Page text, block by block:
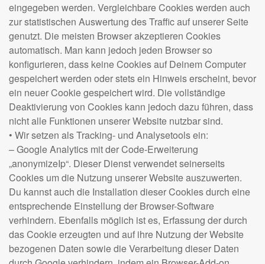
eingegeben werden. Vergleichbare Cookies werden auch
zur statistischen Auswertung des Traffic auf unserer Seite
genutzt. Die meisten Browser akzeptieren Cookies
automatisch. Man kann jedoch jeden Browser so
konfigurieren, dass keine Cookies auf Deinem Computer
gespeichert werden oder stets ein Hinweis erscheint, bevor
ein neuer Cookie gespeichert wird. Die vollständige
Deaktivierung von Cookies kann jedoch dazu führen, dass
nicht alle Funktionen unserer Website nutzbar sind.
• Wir setzen als Tracking- und Analysetools ein:
– Google Analytics mit der Code-Erweiterung
„anonymizeIp“. Dieser Dienst verwendet seinerseits
Cookies um die Nutzung unserer Website auszuwerten.
Du kannst auch die Installation dieser Cookies durch eine
entsprechende Einstellung der Browser-Software
verhindern. Ebenfalls möglich ist es, Erfassung der durch
das Cookie erzeugten und auf ihre Nutzung der Website
bezogenen Daten sowie die Verarbeitung dieser Daten